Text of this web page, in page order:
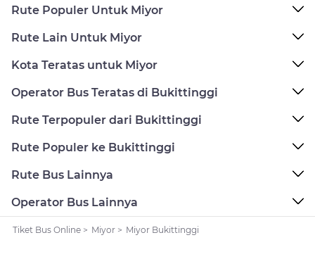
Rute Populer Untuk Miyor
Rute Lain Untuk Miyor
Kota Teratas untuk Miyor
Operator Bus Teratas di Bukittinggi
Rute Terpopuler dari Bukittinggi
Rute Populer ke Bukittinggi
Rute Bus Lainnya
Operator Bus Lainnya
Tiket Bus Online > Miyor > Miyor Bukittinggi